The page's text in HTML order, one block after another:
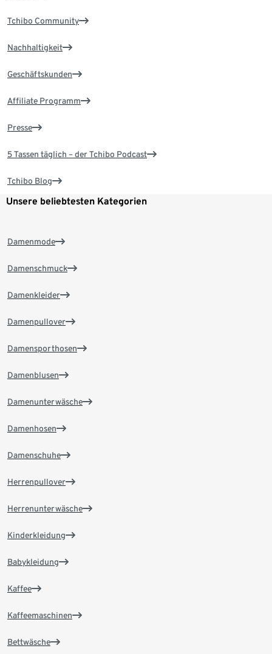
Tchibo Community
Nachhaltigkeit
Geschäftskunden
Affiliate Programm
Presse
5 Tassen täglich – der Tchibo Podcast
Tchibo Blog
Unsere beliebtesten Kategorien
Damenmode
Damenschmuck
Damenkleider
Damenpullover
Damensporthosen
Damenblusen
Damenunterwäsche
Damenhosen
Damenschuhe
Herrenpullover
Herrenunterwäsche
Kinderkleidung
Babykleidung
Kaffee
Kaffeemaschinen
Bettwäsche